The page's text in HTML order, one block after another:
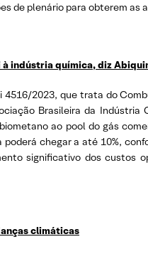
de plenário para obterem
à indústria química, diz
2023, que trata do
Brasileira da Indústria
ao pool do gás
chegar a até 10%,
significativo dos custos
climáticas